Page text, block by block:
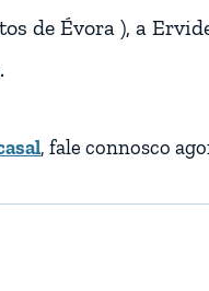
de Évora ), a
, fale connosco